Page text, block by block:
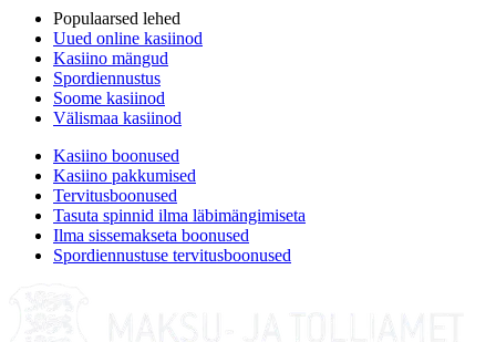
Populaarsed lehed
Uued online kasiinod
Kasiino mängud
Spordiennustus
Soome kasiinod
Välismaa kasiinod
Kasiino boonused
Kasiino pakkumised
Tervitusboonused
Tasuta spinnid ilma läbimängimiseta
Ilma sissemakseta boonused
Spordiennustuse tervitusboonused